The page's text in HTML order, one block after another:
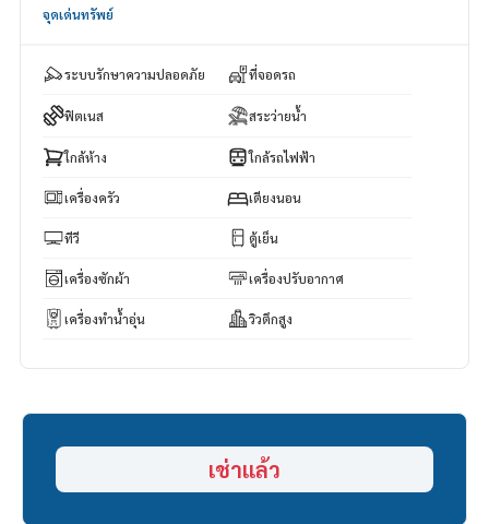
จุดเด่นทรัพย์
ระบบรักษาความปลอดภัย ที่จอดรถ
ฟิตเนส สระว่ายน้ำ
ใกล้ห้าง ใกล้รถไฟฟ้า
เครื่องครัว เตียงนอน
ทีวี ตู้เย็น
เครื่องซักผ้า เครื่องปรับอากาศ
เครื่องทำน้ำอุ่น วิวตึกสูง
เช่าแล้ว